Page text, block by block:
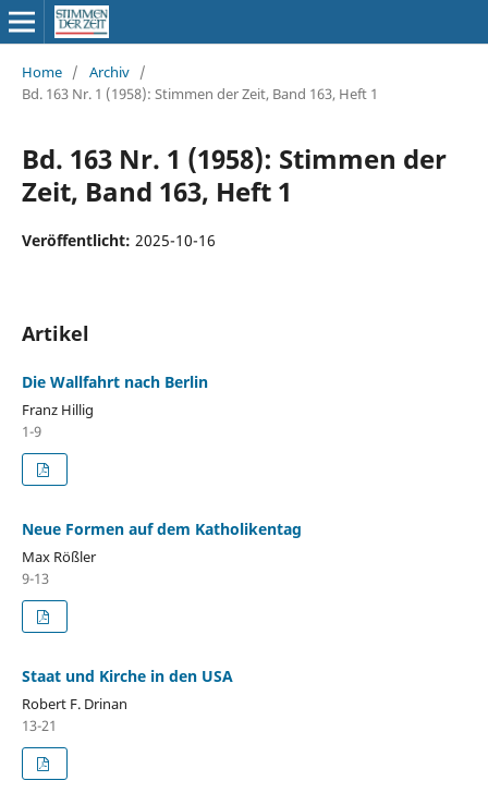
Home / Archiv /
Bd. 163 Nr. 1 (1958): Stimmen der Zeit, Band 163, Heft 1
Bd. 163 Nr. 1 (1958): Stimmen der
Zeit, Band 163, Heft 1
Veröffentlicht: 2025-10-16
Artikel
Die Wallfahrt nach Berlin
Franz Hillig
1-9
Neue Formen auf dem Katholikentag
Max Rößler
9-13
Staat und Kirche in den USA
Robert F. Drinan
13-21